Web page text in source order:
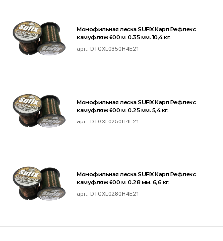
Монофильная леска SUFIX Карп Рефлекс
камуфляж 600 м. 0.35 мм. 10,4 кг.
арт.: DTGXL0350H4E21
Монофильная леска SUFIX Карп Рефлекс
камуфляж 600 м. 0.25 мм. 5,4 кг.
арт.: DTGXL0250H4E21
Монофильная леска SUFIX Карп Рефлекс
камуфляж 600 м. 0.28 мм. 6,6 кг.
арт.: DTGXL0280H4E21